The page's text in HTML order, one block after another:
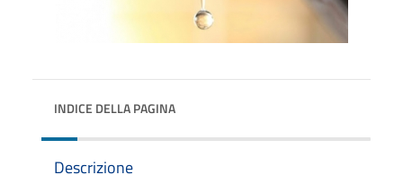
INDICE DELLA PAGINA
Descrizione